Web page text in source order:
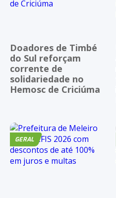
Doadores de Timbé
do Sul reforçam
corrente de
solidariedade no
Hemosc de Criciúma
GERAL